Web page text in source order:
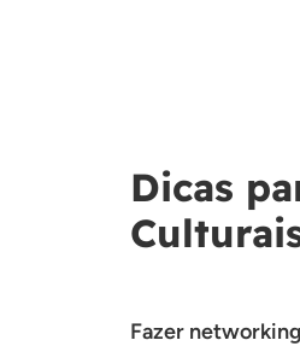
Dicas
Fazer